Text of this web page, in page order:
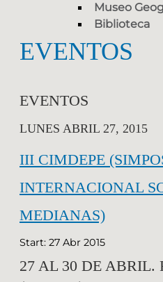
Museo
Biblioteca
EVENTOS
EVENTOS
LUNES ABRIL 27, 2015
III CIMDEPE
INTERNACIONAL
MEDIANAS)
Start: 27 Abr 2015
27 AL 30 DE ABRIL.